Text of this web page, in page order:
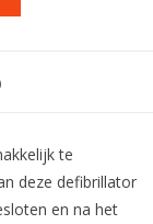
te
deze defibrillator
en na het